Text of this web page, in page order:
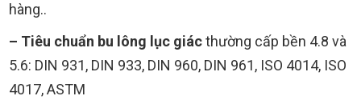
hàng..
– Tiêu chuẩn bu lông lục giácthường cấp bền 4.8 và
5.6: DIN 931, DIN 933, DIN 960, DIN 961, ISO 4014, ISO
4017, ASTM